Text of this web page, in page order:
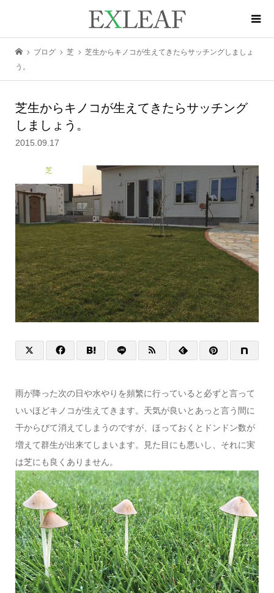
ブログ 芝
芝生からキノコが生えてきたらサッチングしましょ
う。
芝生からキノコが生えてきたらサッチング
しましょう。
2015.09.17
芝
雨が降った次の日や水やりを頻繁に行っていると必ずと言って
いいほどキノコが生えてきます。天気が良いとあっと言う間に
干からびて消えてしまうのですが、ほっておくとドンドン数が
増えて群生が出来てしまいます。見た目にも悪いし、それに実
は芝にも良くありません。